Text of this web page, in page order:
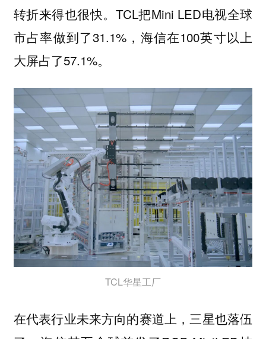
转折来得也很快。TCL把Mini LED电视全球
市占率做到了31.1%，海信在100英寸以上
大屏占了57.1%。
TCL华星工厂
在代表行业未来方向的赛道上，三星也落伍